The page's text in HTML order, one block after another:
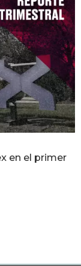
en el primer